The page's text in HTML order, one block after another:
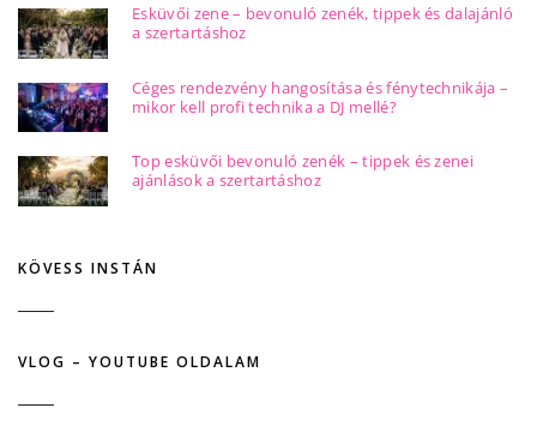
Esküvői zene – bevonuló zenék, tippek és dalajánló
a szertartáshoz
Céges rendezvény hangosítása és fénytechnikája –
mikor kell profi technika a DJ mellé?
Top esküvői bevonuló zenék – tippek és zenei
ajánlások a szertartáshoz
KÖVESS INSTÁN
VLOG – YOUTUBE OLDALAM